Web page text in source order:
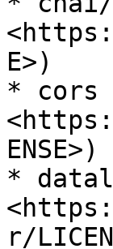
E>)
* cors
ENSE>)
*
r/